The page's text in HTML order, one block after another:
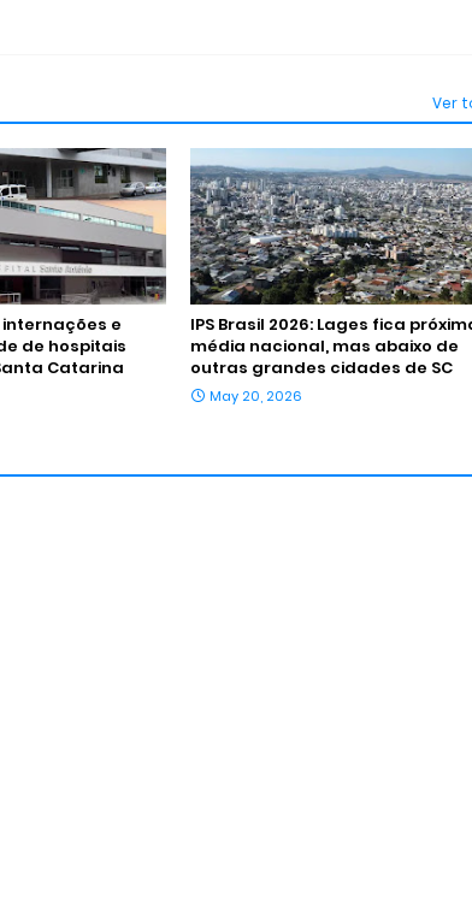
Ver
e
de hospitais
Catarina
IPS Brasil 2026: Lages fica
média nacional, mas abaixo de
outras grandes cidades de SC
May 20, 2026